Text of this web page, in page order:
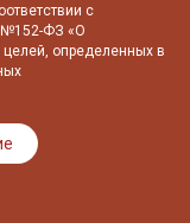
с
№152-ФЗ «О
определенных в